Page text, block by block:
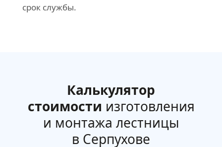
срок службы.
Калькулятор
стоимости изготовления
и монтажа лестницы
в Серпухове